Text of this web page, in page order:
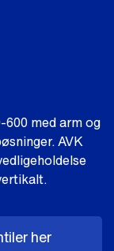
med arm og
AVK
her